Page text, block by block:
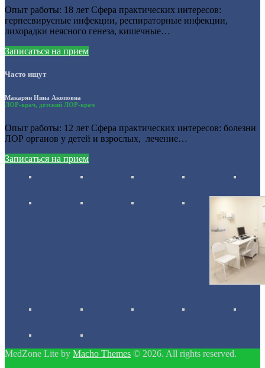
Опыт работы: 18 лет Сфера практических интересов:
герпесвирусные инфекции, респираторные инфекции,
лихорадки неясного генеза, кишечные…
Записаться на прием
Часто ищут
Макарян Нина Акоповна
ЛОР-врач, детский ЛОР-врач
Опыт работы: 12 лет Сфера практических интересов: болезни
ЛОР органов у детей и взрослых, лечение…
Записаться на прием
MedZone Lite by Macho Themes © 2026. All rights reserved.